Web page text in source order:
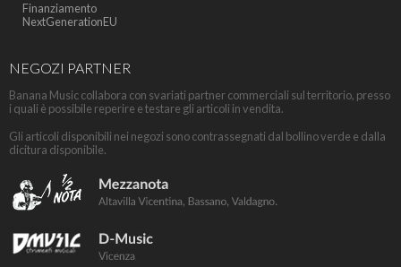
Finanziamento
NextGenerationEU
NEGOZI PARTNER
Banana Music collabora con svariati partner commerciali sul territorio, presso
i quali è possibile reperire e testare gli articoli in vendita.
Gli articoli disponibili nei negozi sono contrassegnati dal bollino verde e dalla
dicitura disponibile.